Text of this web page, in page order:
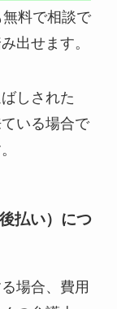
料で相談で
出せます。
しされた
いる場合で
払い）につ
場合、費用